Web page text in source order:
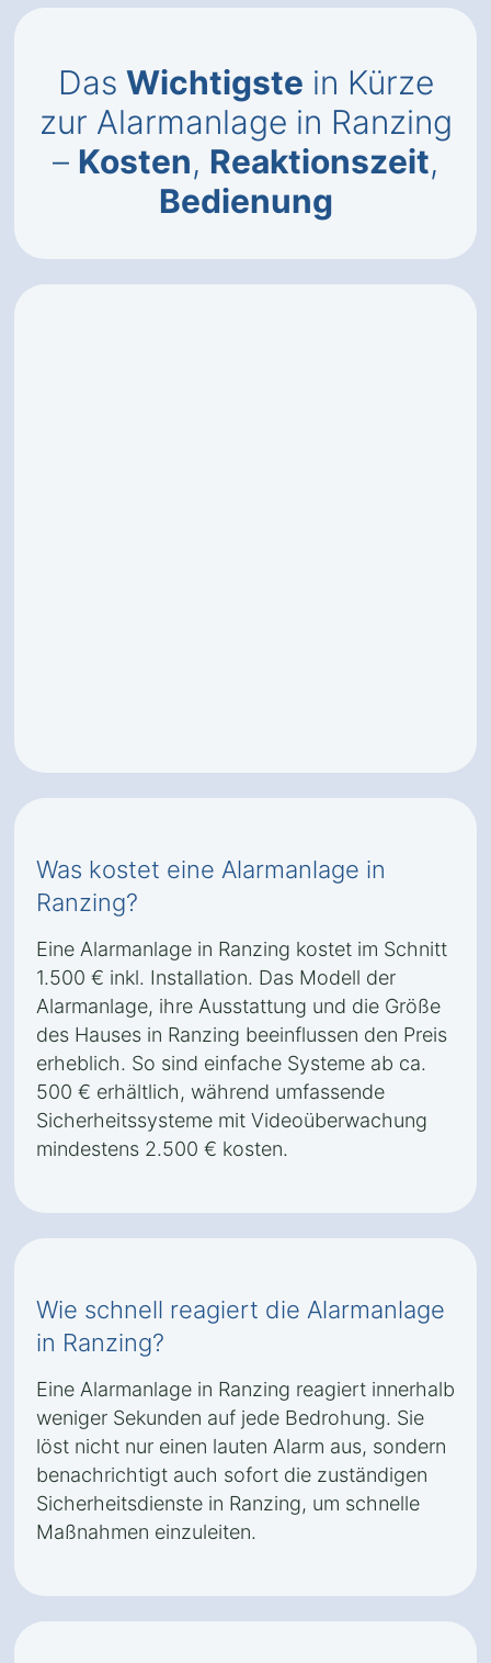
Das Wichtigste in Kürze
zur Alarmanlage in Ranzing
– Kosten, Reaktionszeit,
Bedienung
Was kostet eine Alarmanlage in
Ranzing?
Eine Alarmanlage in Ranzing kostet im Schnitt
1.500 € inkl. Installation. Das Modell der
Alarmanlage, ihre Ausstattung und die Größe
des Hauses in Ranzing beeinflussen den Preis
erheblich. So sind einfache Systeme ab ca.
500 € erhältlich, während umfassende
Sicherheitssysteme mit Videoüberwachung
mindestens 2.500 € kosten.
Wie schnell reagiert die Alarmanlage
in Ranzing?
Eine Alarmanlage in Ranzing reagiert innerhalb
weniger Sekunden auf jede Bedrohung. Sie
löst nicht nur einen lauten Alarm aus, sondern
benachrichtigt auch sofort die zuständigen
Sicherheitsdienste in Ranzing, um schnelle
Maßnahmen einzuleiten.